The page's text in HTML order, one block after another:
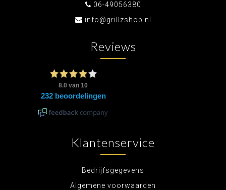
06-49056380
info@grillzshop.nl
Reviews
Klantenservice
Bedrijfsgegevens
Algemene voorwaarden